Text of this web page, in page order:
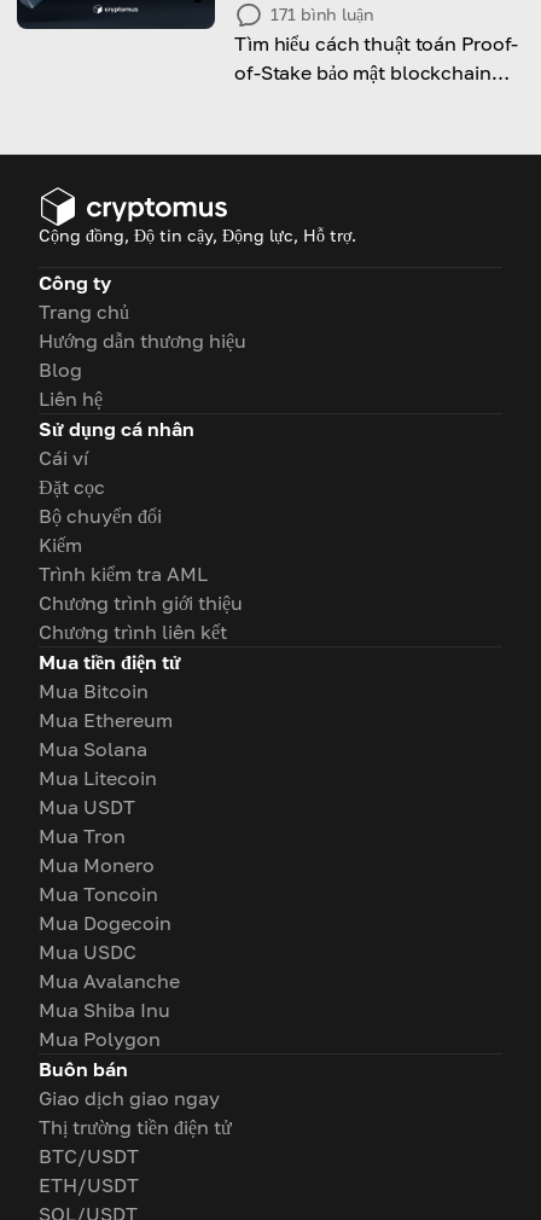
171 bình luận
Tìm hiểu cách thuật toán Proof-
of-Stake bảo mật blockchain
Cộng đồng, Độ tin cậy, Động lực, Hỗ trợ.
Công ty
Trang chủ
Hướng dẫn thương hiệu
Blog
Liên hệ
Sử dụng cá nhân
Cái ví
Đặt cọc
Bộ chuyển đổi
Kiếm
Trình kiểm tra AML
Chương trình giới thiệu
Chương trình liên kết
Mua tiền điện tử
Mua Bitcoin
Mua Ethereum
Mua Solana
Mua Litecoin
Mua USDT
Mua Tron
Mua Monero
Mua Toncoin
Mua Dogecoin
Mua USDC
Mua Avalanche
Mua Shiba Inu
Mua Polygon
Buôn bán
Giao dịch giao ngay
Thị trường tiền điện tử
BTC/USDT
ETH/USDT
SOL/USDT